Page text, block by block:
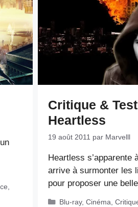
Critique &
Heartless
19 août 2011 par Marvelll
Heartless s’apparente
arrive à surmonter les
pour proposer une
Catégories
Blu-ray, Cinéma